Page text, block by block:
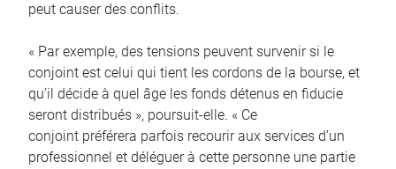
peut causer des conflits.
« Par exemple, des tensions peuvent survenir si le
conjoint est celui qui tient les cordons de la bourse, et
qu’il décide à quel âge les fonds détenus en fiducie
seront distribués », poursuit-elle. « Ce
conjoint préférera parfois recourir aux services d’un
professionnel et déléguer à cette personne une partie